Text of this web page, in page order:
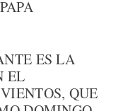
ES LA
EL
QUE